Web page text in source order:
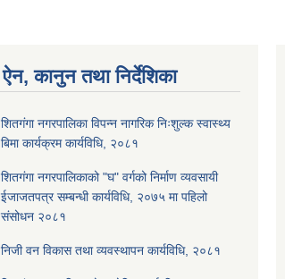
ऐन, कानुन तथा निर्देशिका
शितगंगा नगरपालिका विपन्न नागरिक निःशुल्क स्वास्थ्य
बिमा कार्यक्रम कार्यविधि, २०८१
शितगंगा नगरपालिकाको "घ" वर्गको निर्माण व्यवसायी
ईजाजतपत्र सम्बन्धी कार्यविधि, २०७५ मा पहिलो
संसोधन २०८१
निजी वन विकास तथा व्यवस्थापन कार्यविधि, २०८१